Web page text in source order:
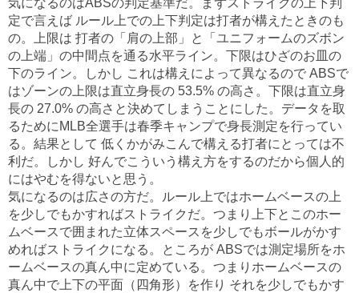
気になるのはABSの判定基準だ。まずストライクの上下判
定で言えば ルール上での上下判定は打者が構えたときのも
の。上限は 打者の「肩の上部」と「ユニフォームのズボン
の上端」の中間点を通る水平ライン。下限はひざのお皿の
下のライン。しかし これは構えによって異なるので ABSで
はゾーンの上限は直立身長の 53.5% の高さ。下限は直立身
長の 27.0% の高さと決めてしまうことにした。データを取
るためにMLB全選手は春季キャンプで身長測定を行ってい
る。結果として 低くかがみこんで構える打者にとっては不
利だ。しかし 好んでこういう構え方をするのだから個人的
にはやむを得ないと思う。
気になるのは広さの方だ。ルール上ではホームベースの上
を少しでもかすればストライクだ。つまり上下とこのホー
ムベースで囲まれた立体スペースを少しでもボールがかす
めればストライクになる。ところが ABSでは測定場所をホ
ームベースの真ん中に定めている。つまりホームベースの
真ん中で上下の平面（四角形）を作り それを少しでもかす